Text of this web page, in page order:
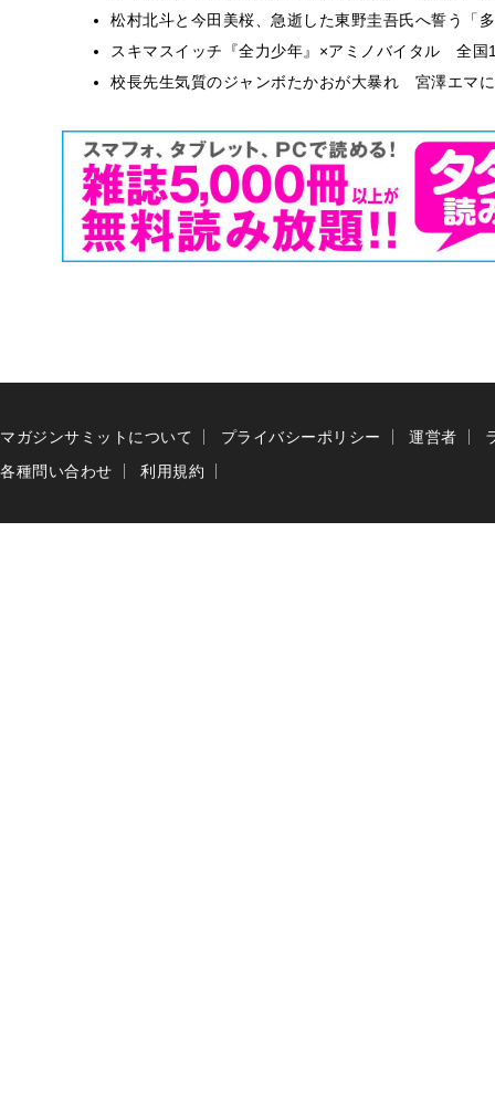
松村北斗と今田美桜、急逝した東野圭吾氏へ誓う「
スキマスイッチ『全力少年』×アミノバイタル 全国
校長先生気質のジャンボたかおが大暴れ 宮澤エマ
マガジンサミットについて プライバシーポリシー 運営者
各種問い合わせ
利用規約